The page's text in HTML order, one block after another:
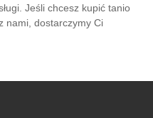
Jeśli chcesz kupić tanio
nami, dostarczymy Ci